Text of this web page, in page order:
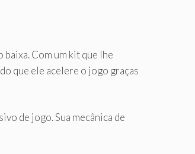
Com um kit que lhe
que ele acelere o jogo graças
de jogo. Sua mecânica de